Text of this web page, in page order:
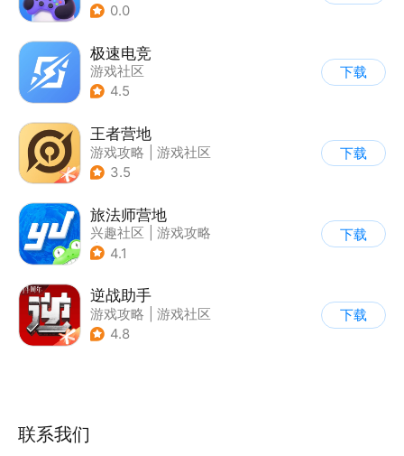
0.0
极速电竞
游戏社区
4.5
下载
王者营地
游戏攻略
游戏社区
3.5
下载
旅法师营地
兴趣社区
游戏攻略
| 游戏社区
4.1
下载
逆战助手
游戏攻略
游戏社区
4.8
下载
联系我们